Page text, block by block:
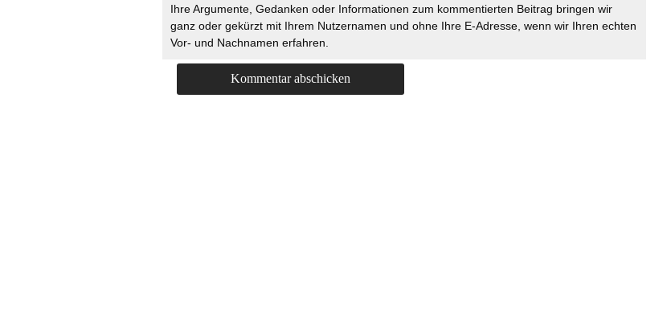
Ihre Argumente, Gedanken oder Informationen zum kommentierten Beitrag bringen wir
ganz oder gekürzt mit Ihrem Nutzernamen und ohne Ihre E-Adresse, wenn wir Ihren echten
Vor- und Nachnamen erfahren.